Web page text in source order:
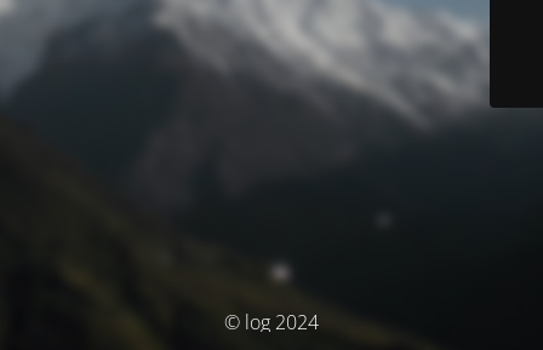
© log 2024